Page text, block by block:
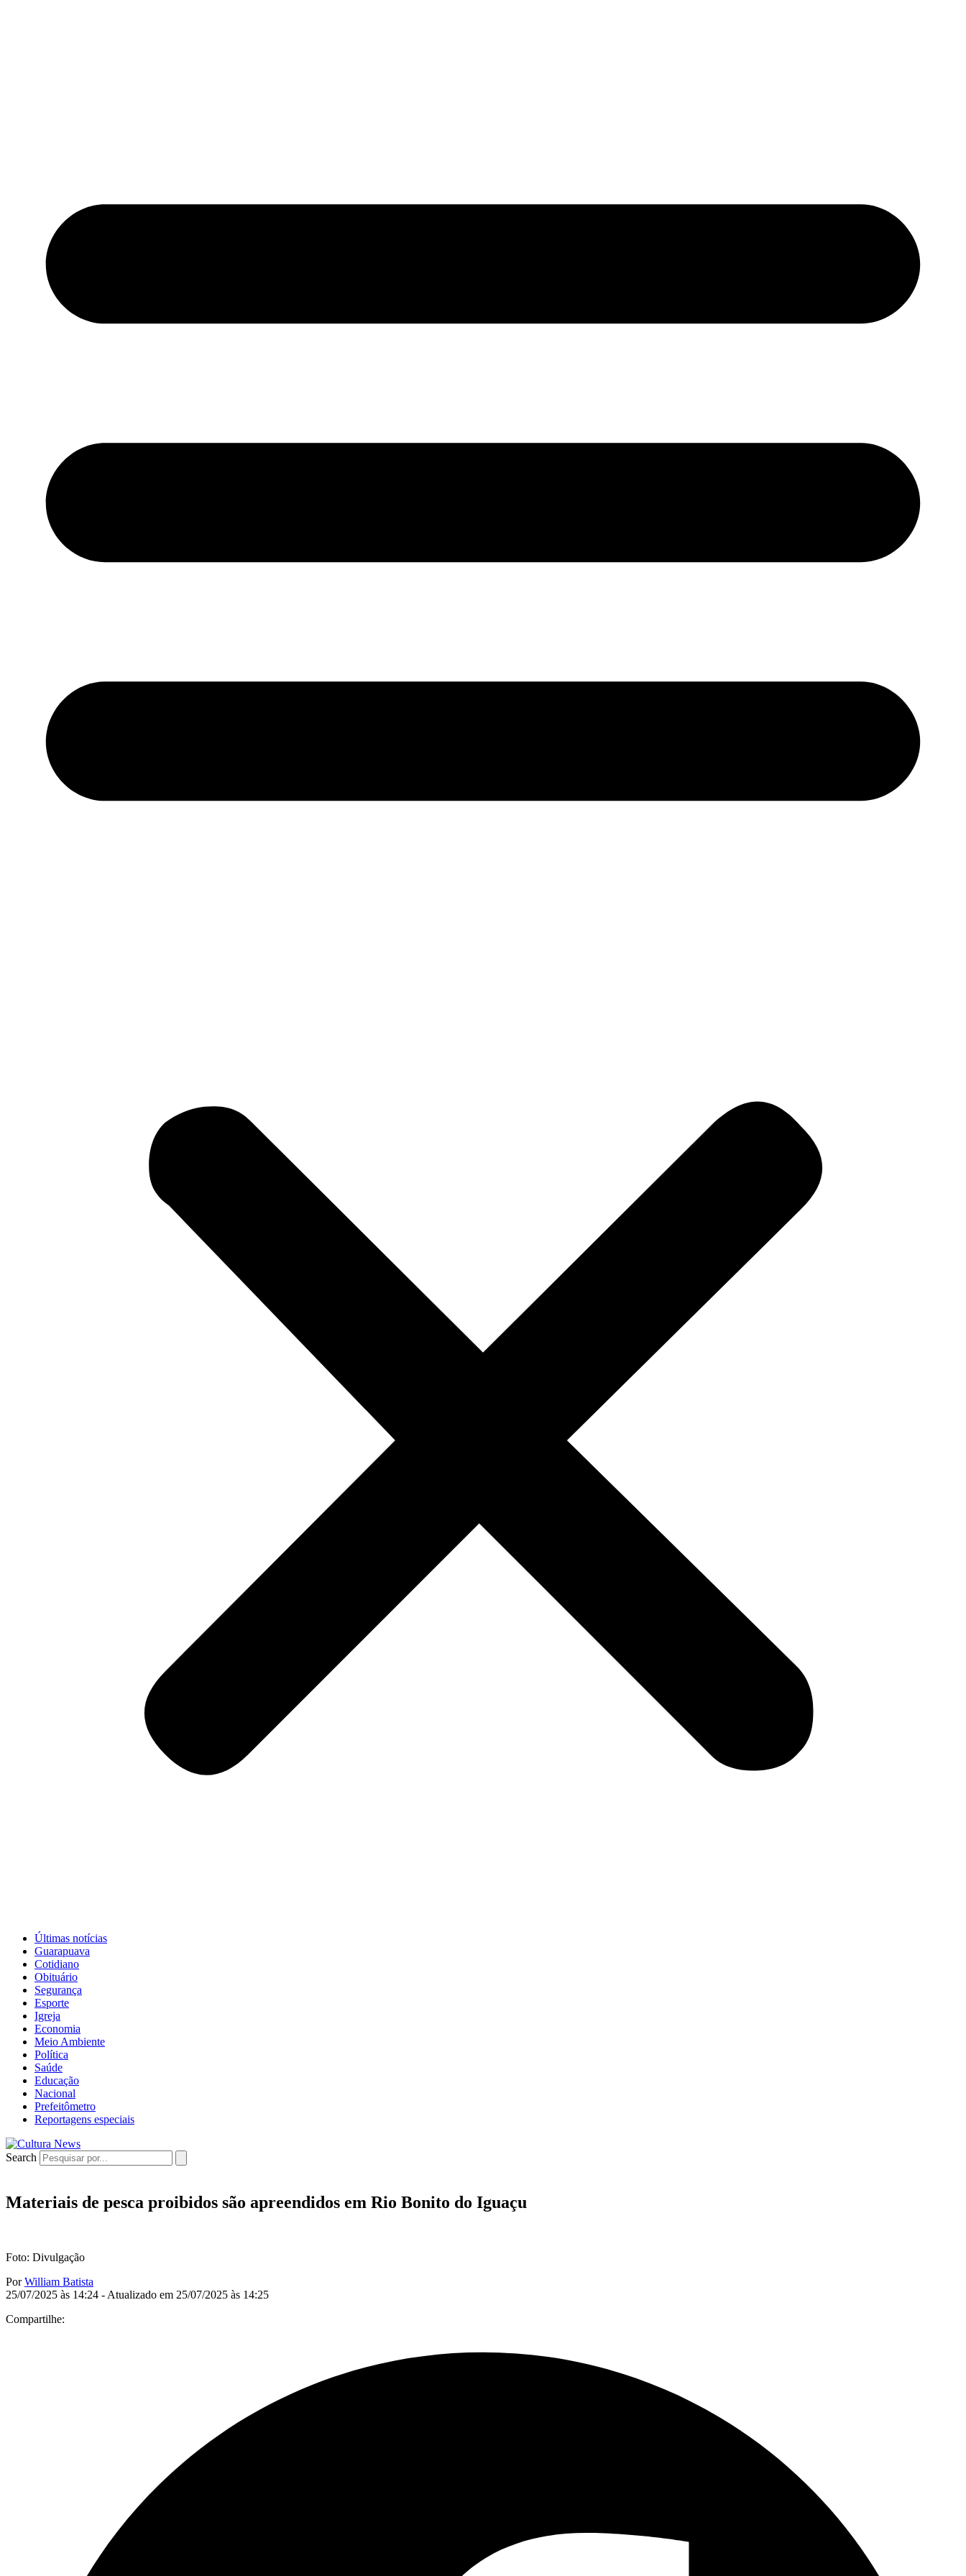
Últimas notícias
Guarapuava
Cotidiano
Obituário
Segurança
Esporte
Igreja
Economia
Meio Ambiente
Política
Saúde
Educação
Nacional
Prefeitômetro
Reportagens especiais
Search
Materiais de pesca proibidos são apreendidos em Rio Bonito do Iguaçu
Foto: Divulgação
PorWilliam Batista
25/07/2025 às 14:24 - Atualizado em 25/07/2025 às 14:25
Compartilhe: